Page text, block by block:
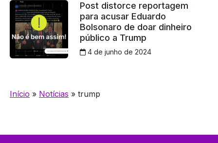
Post distorce reportagem
para acusar Eduardo
Bolsonaro de doar dinheiro
público a Trump
4 de junho de 2024
Início » Notícias » trump